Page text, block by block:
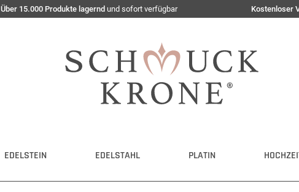
Über 15.000 Produkte lagernd und sofort verfügbar Kostenloser
EDELSTEIN EDELSTAHL PLATIN